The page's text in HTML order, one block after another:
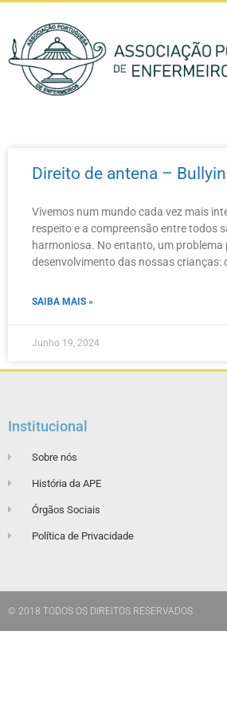
Direito de antena –
Vivemos num mundo cada vez mais
respeito e a compreensão entre todos
harmoniosa. No entanto, um
desenvolvimento das nossas crianças:
SAIBA MAIS »
Junho 19, 2024
Institucional
Sobre nós
História da APE
Órgãos Sociais
Política de Privacidade
© 2018 TODOS OS DIREITOS RESERVADOS